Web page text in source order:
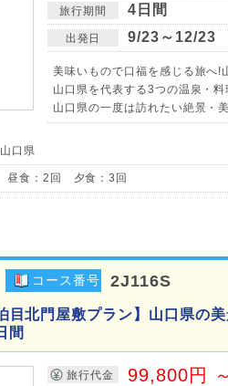
旅行期間 4日間
出発日 9/23～12/23
美味いもので口福を感じる旅へ
山口県を代表する3つの温泉・
山口県の一度は訪れたい絶景・
口県
昼食：2回 夕食：3回
コース番号 2J116S
北門屋敷プラン】山口県の
間
旅行代金 99,800円